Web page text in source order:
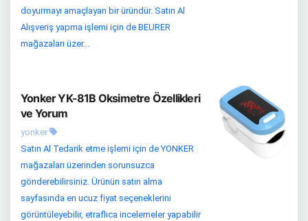
doyurmayı amaçlayan bir üründür. Satın Al
Alışveriş yapma işlemi için de BEURER
mağazaları üzer...
Yonker YK-81B Oksimetre Özellikleri
ve Yorum
yonker
Satın Al Tedarik etme işlemi için de YONKER
mağazaları üzerinden sorunsuzca
gönderebilirsiniz. Ürünün satın alma
sayfasında en ucuz fiyat seçeneklerini
görüntüleyebilir, etraflıca incelemeler yapabilir